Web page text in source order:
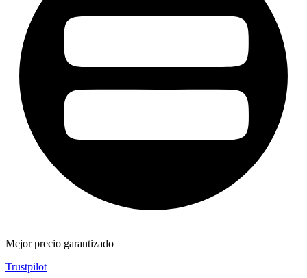
Mejor precio garantizado
Trustpilot